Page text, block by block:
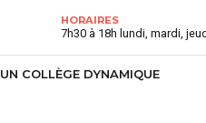
HORAIRES
7h30 à 18h lundi, mardi,
UN COLLÈGE DYNAMIQUE